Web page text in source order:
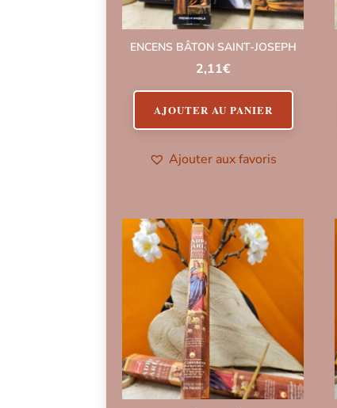
ENCENS BÂTON SAINT-JOSEPH
2,11€
AJOUTER AU PANIER
Ajouter aux favoris